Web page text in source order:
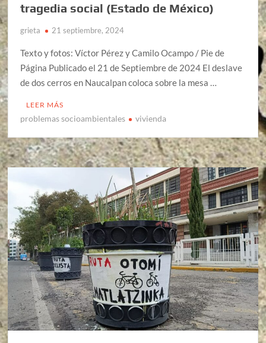
tragedia social (Estado de México)
grieta 21 septiembre, 2024
Texto y fotos: Víctor Pérez y Camilo Ocampo / Pie de
Página Publicado el 21 de Septiembre de 2024 El deslave
de dos cerros en Naucalpan coloca sobre la mesa …
LEER MÁS
problemas socioambientales vivienda